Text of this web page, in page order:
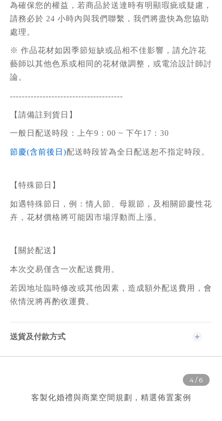
為確保您的權益，若商品於送達時有明顯瑕疵或疑慮，
請務必於 24 小時內與我們聯繫，我們將盡快為您協助
處理。
※ 作品花材如因季節短缺或品相不佳影響，請允許花
藝師以其他色系或相同的花材做調整，或電洽設計師討
論。
--------------------------------------
【請備註到貨日】
一般日配送時段：上午9：00 ~ 下午17：30
節慶(含前後日)配送時段皆為全日配送恕不指定時段。
【特殊節日】
如遇特殊節日，例：情人節、母親節，及相關節慶性花
卉，花材價格將可能因市場浮動而上漲。
【關於配送】
本次交易僅含一次配送費用。
若因地址臨時修改或其他因素，造成額外配送費用，會
依情況將再酌收運費。
送貨及付款方式
客製化婚禮與商業空間規劃，精選佈置案例